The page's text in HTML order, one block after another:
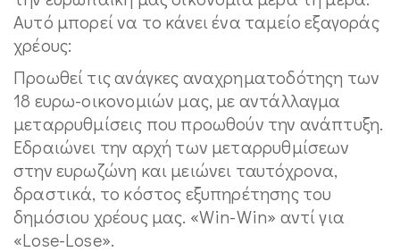
Αυτό μπορεί να το κάνει ένα ταμείο εξαγοράς
χρέους:
Προωθεί τις ανάγκες αναχρηματοδότηςη των
18 ευρω-οικονομιών μας, με αντάλλαγμα
μεταρρυθμίσεις που προωθούν την ανάπτυξη.
Εδραιώνει την αρχή των μεταρρυθμίσεων
στην ευρωζώνη και μειώνει ταυτόχρονα,
δραστικά, το κόστος εξυπηρέτησης του
δημόσιου χρέους μας. «Win-Win» αντί για
«Lose-Lose».